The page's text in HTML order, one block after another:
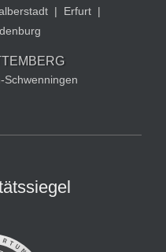
| Erfurt |
Schwenningen